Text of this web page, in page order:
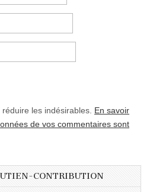
les indésirables. En savoir
de vos commentaires sont
CONTRIBUTION